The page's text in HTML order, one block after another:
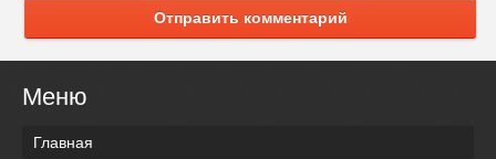
Отправить комментарий
Меню
Главная